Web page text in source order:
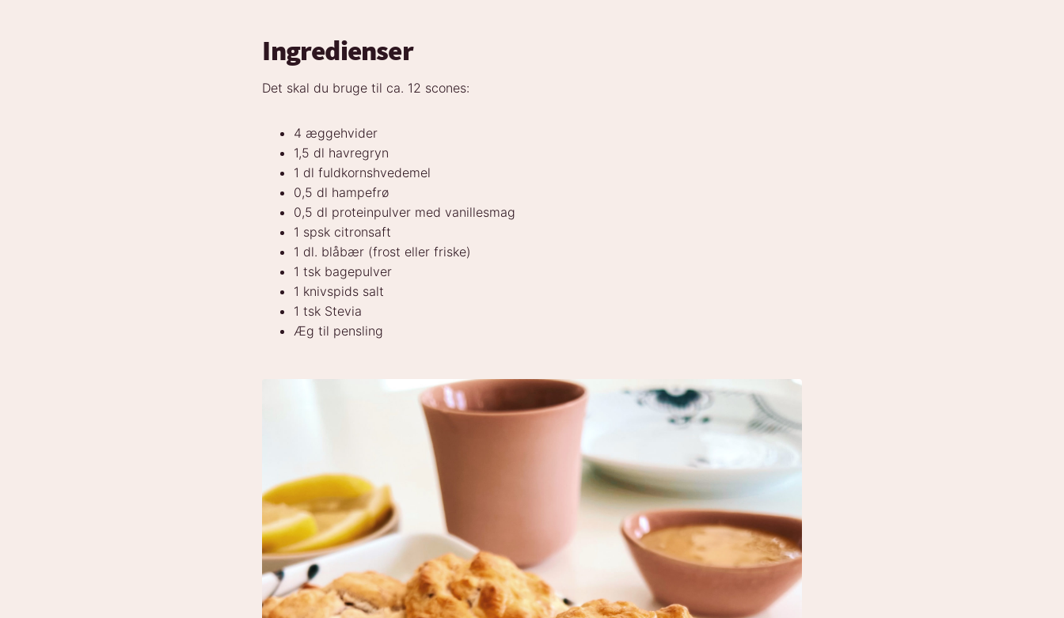
Ingredienser
Det skal du bruge til ca. 12 scones:
4 æggehvider
1,5 dl havregryn
1 dl fuldkornshvedemel
0,5 dl hampefrø
0,5 dl proteinpulver med vanillesmag
1 spsk citronsaft
1 dl. blåbær (frost eller friske)
1 tsk bagepulver
1 knivspids salt
1 tsk Stevia
Æg til pensling